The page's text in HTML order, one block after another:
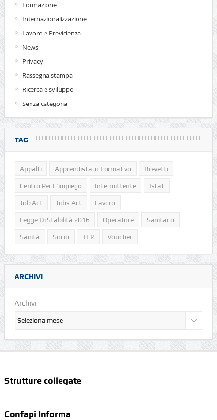
Formazione
Internazionalizzazione
Lavoro e Previdenza
News
Privacy
Rassegna stampa
Ricerca e sviluppo
Senza categoria
TAG
Appalti Apprendistato Formativo Brevetti
Centro Per L'impiego Intermittente Istat
Job Act Jobs Act Lavoro
Legge Di Stabilità 2016 Operatore Sanitario
Sanità Socio TFR Voucher
ARCHIVI
Archivi
Strutture collegate
Confapi Informa